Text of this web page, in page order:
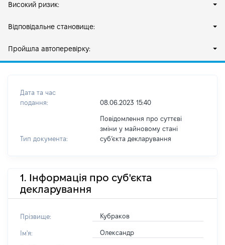
Високий ризик:
Відповідальне становище:
Пройшла автоперевірку:
Дата та час
подання:
08.06.2023 15:40
Тип документа:
Повідомлення про суттєві
зміни у майновому стані
субʼєкта декларування
1. Інформація про суб'єкта
декларування
Прізвище: Кубраков
Ім'я: Олександр